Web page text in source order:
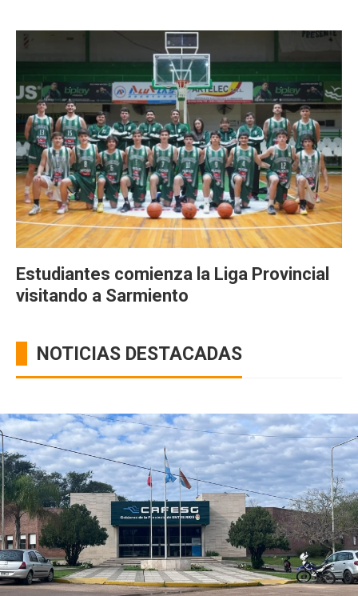
Estudiantes comienza la Liga Provincial
visitando a Sarmiento
NOTICIAS DESTACADAS